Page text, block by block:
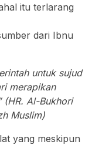
itu terlarang
dari Ibnu
untuk sujud
merapikan
(HR. Al-Bukhori
Muslim)
yang meskipun